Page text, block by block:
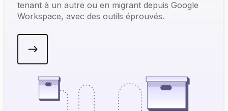
tenant à un autre ou en migrant depuis Google
Workspace, avec des outils éprouvés.